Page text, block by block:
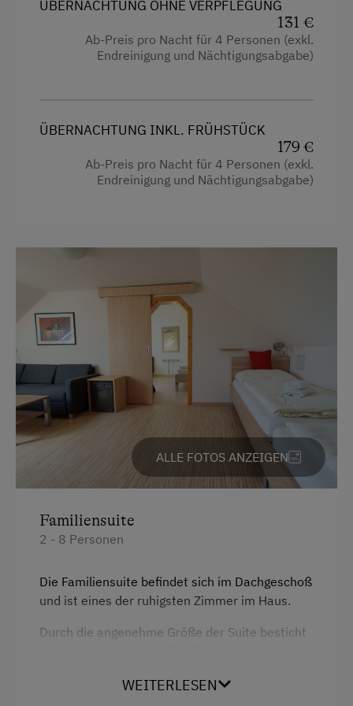
ÜBERNACHTUNG OHNE VERPFLEGUNG
131 €
Ab-Preis pro Nacht für 4 Personen (exkl.
Endreinigung und Nächtigungsabgabe)
ÜBERNACHTUNG INKL. FRÜHSTÜCK
179 €
Ab-Preis pro Nacht für 4 Personen (exkl.
Endreinigung und Nächtigungsabgabe)
ALLE FOTOS ANZEIGEN
Familiensuite
2 - 8 Personen
Die Familiensuite befindet sich im Dachgeschoß
und ist eines der ruhigsten Zimmer im Haus.
Durch die angenehme Größe der Suite besticht
WEITERLESEN